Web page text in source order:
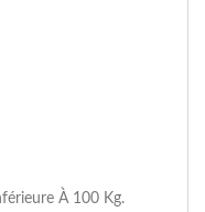
À 100 Kg.